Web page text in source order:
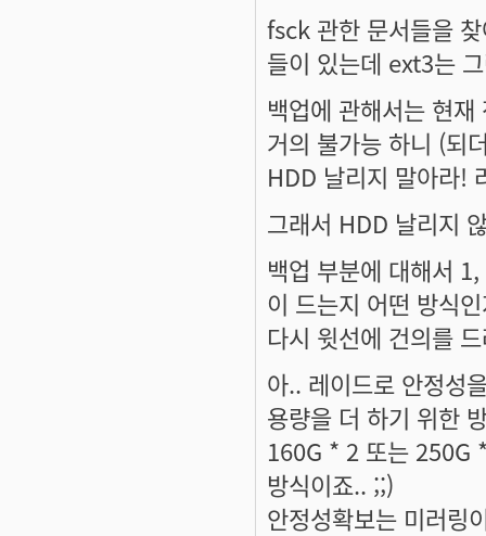
fsck 관한 문서들을
들이 있는데 ext3는
백업에 관해서는 현
거의 불가능 하니 (되
HDD 날리지 말아라!
그래서 HDD 날리지
백업 부분에 대해서
이 드는지 어떤 방식
다시 윗선에 건의를
아.. 레이드로 안정성
용량을 더 하기 위한
160G * 2 또는 250G
방식이죠.. ;;)
안정성확보는 미러링